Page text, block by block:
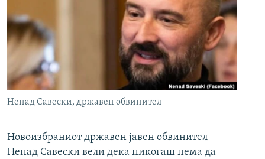
Ненад Савески, државен обвинител
Новоизбраниот државен јавен обвинител
Ненад Савески вели дека никогаш нема да